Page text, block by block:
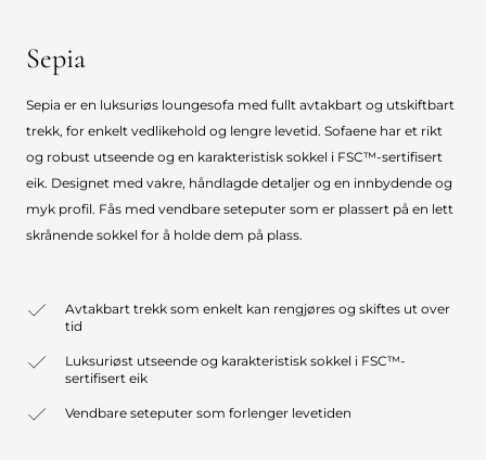
Sepia
Sepia er en luksuriøs loungesofa med fullt avtakbart og utskiftbart
trekk, for enkelt vedlikehold og lengre levetid. Sofaene har et rikt
og robust utseende og en karakteristisk sokkel i FSC™-sertifisert
eik. Designet med vakre, håndlagde detaljer og en innbydende og
myk profil. Fås med vendbare seteputer som er plassert på en lett
skrånende sokkel for å holde dem på plass.
Avtakbart trekk som enkelt kan rengjøres og skiftes ut over
tid
Luksuriøst utseende og karakteristisk sokkel i FSC™-
sertifisert eik
Vendbare seteputer som forlenger levetiden